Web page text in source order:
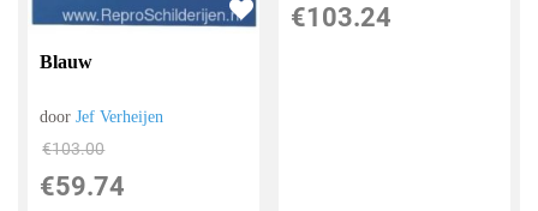
Blauw
doorJef Verheijen
€103.00
€59.74
€103.24